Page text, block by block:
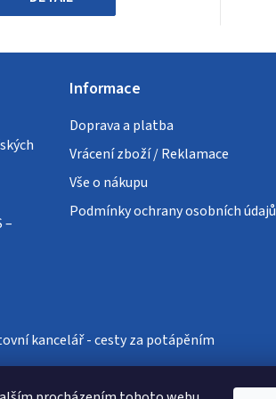
–
Informace
Doprava a platba
Vrácení zboží / Reklamace
Vše o nákupu
Podmínky ochrany osobních údajů
kancelář - cesty za potápěním